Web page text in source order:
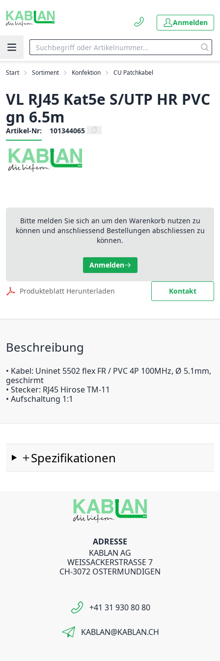
Anmelden
Start Sortiment Konfektion CU Patchkabel
VL RJ45 Kat5e S/UTP HR PVC
gn 6.5m
Artikel-Nr: 101344065
Bitte melden Sie sich an um den Warenkorb nutzen zu
können und anschliessend Bestellungen abschliessen zu
können.
Anmelden
Produkteblatt Herunterladen Kontakt
Beschreibung
• Kabel: Uninet 5502 flex FR / PVC 4P 100MHz, Ø 5.1mm,
geschirmt
• Stecker: RJ45 Hirose TM-11
• Aufschaltung 1:1
Spezifikationen
ADRESSE
KABLAN AG
WEISSACKERSTRASSE 7
CH-3072 OSTERMUNDIGEN
+41 31 930 80 80
KABLAN@KABLAN.CH